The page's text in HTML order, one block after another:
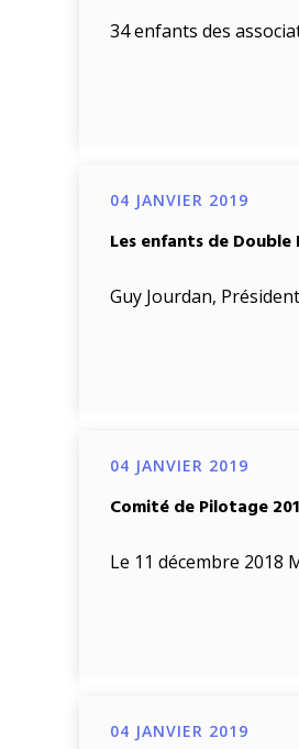
34 enfants des
04 JANVIER 2019
Les enfants de
Guy Jourdan,
04 JANVIER 2019
Comité de Pilotage
Le 11 décembre 2018
04 JANVIER 2019